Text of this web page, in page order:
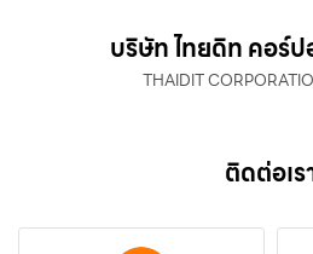
บริษัท ไทยดิท คอร์ป
THAIDIT
ติดต่อเร